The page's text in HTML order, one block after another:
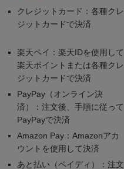
クレジットカード：各種クレ
ジットカードで決済
楽天ペイ：楽天IDを使用して
楽天ポイントまたは各種クレ
ジットカードで決済
PayPay（オンライン決
済）：注文後、手順に従って
PayPayで決済
Amazon Pay：Amazonアカ
ウントを使用して決済
あと払い（ペイディ）：注文